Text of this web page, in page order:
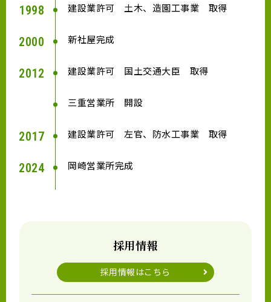
1998 建設業許可 土木、造園工事業 取得
2000 新社屋完成
2012 建設業許可 国土交通大臣 取得
三重営業所 開設
2017 建設業許可 左官、防水工事業 取得
2024 岡崎営業所完成
採用情報
採用情報はこちら